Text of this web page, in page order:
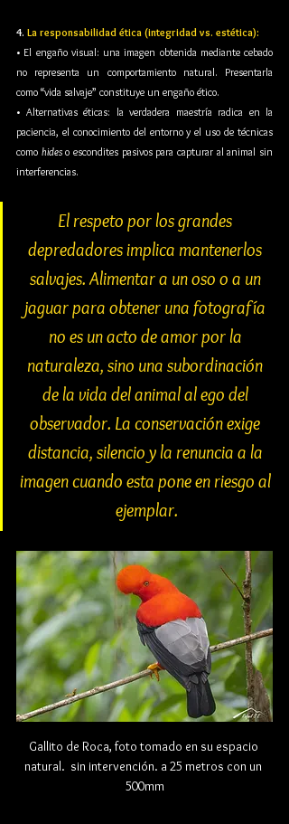
4. La responsabilidad ética (integridad vs. estética):
• El engaño visual: una imagen obtenida mediante cebado
no representa un comportamiento natural. Presentarla
como “vida salvaje” constituye un engaño ético.
• Alternativas éticas: la verdadera maestría radica en la
paciencia, el conocimiento del entorno y el uso de técnicas
como hides o escondites pasivos para capturar al animal sin
interferencias.
El respeto por los grandes
depredadores implica mantenerlos
salvajes. Alimentar a un oso o a un
jaguar para obtener una fotografía
no es un acto de amor por la
naturaleza, sino una subordinación
de la vida del animal al ego del
observador. La conservación exige
distancia, silencio y la renuncia a la
imagen cuando esta pone en riesgo al
ejemplar.
Gallito de Roca, foto tomado en su espacio
natural.  sin intervención. a 25 metros con un
500mm